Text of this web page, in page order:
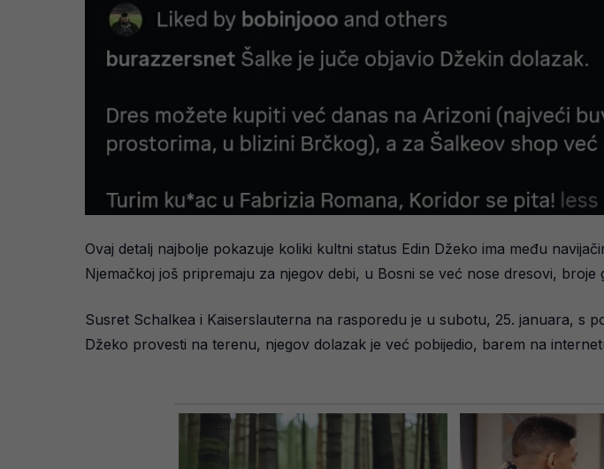
Ovaj detalj najbolje pokazuje koliki kultni status Edin Džeko ima među
Njemačkoj još pripremaju za njegov debi, u Bosni se već nose dresovi,
Susret Schalkea i Kaiserslauterna na rasporedu je u subotu, 25. januara, s
Džeko provesti na terenu, njegov dolazak je već pobijedio, barem na